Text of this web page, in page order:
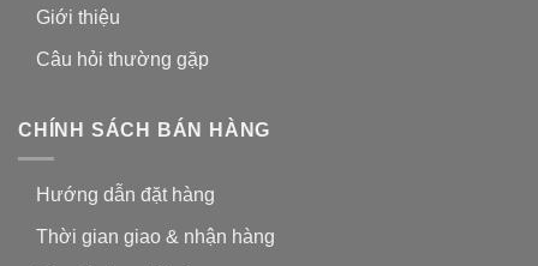
Giới thiệu
Câu hỏi thường gặp
CHÍNH SÁCH BÁN HÀNG
Hướng dẫn đặt hàng
Thời gian giao & nhận hàng